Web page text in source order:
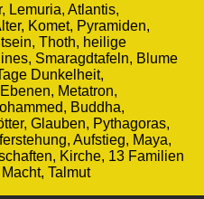
Lemuria, Atlantis,
Komet, Pyramiden,
Thoth, heilige
Smaragdtafeln, Blume
Dunkelheit,
Metatron,
Buddha,
Glauben, Pythagoras,
Aufstieg, Maya,
Kirche, 13 Familien
Talmut